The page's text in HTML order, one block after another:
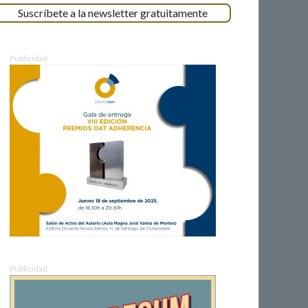
Suscríbete a la newsletter gratuitamente
Publicidad
Publicidad